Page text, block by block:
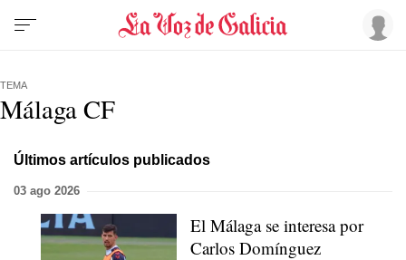
TEMA
Málaga CF
Últimos artículos publicados
03 ago 2026
El Málaga se interesa por
Carlos Domínguez